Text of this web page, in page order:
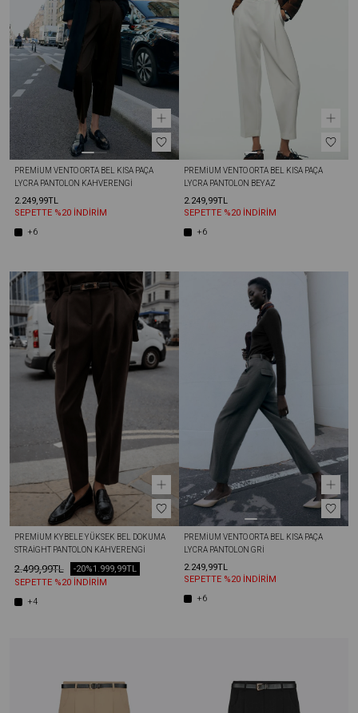
PREMIUM VENTO ORTA BEL KISA PAÇA
LYCRA PANTOLON KAHVERENGI
2.249,99TL
SEPETTE %20 İNDİRİM
+6
PREMIUM VENTO ORTA BEL KISA PAÇA
LYCRA PANTOLON BEYAZ
2.249,99TL
SEPETTE %20 İNDİRİM
+6
PREMIUM KYBELE YÜKSEK BEL DOKUMA
STRAIGHT PANTOLON KAHVERENGI
2.499,99TL 1.999,99TL
-20%
SEPETTE %20 İNDİRİM
+4
PREMIUM VENTO ORTA BEL KISA PAÇA
LYCRA PANTOLON GRI
2.249,99TL
SEPETTE %20 İNDİRİM
+6